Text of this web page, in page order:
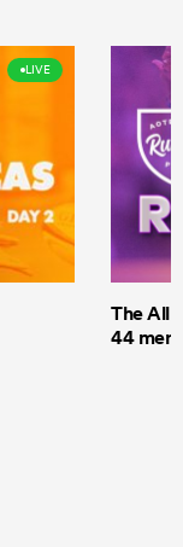
LIVE
The All
44 men